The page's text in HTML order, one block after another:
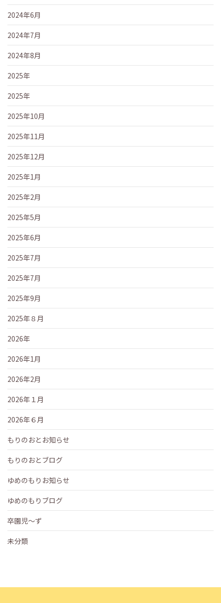
2024年6月
2024年7月
2024年8月
2025年
2025年
2025年10月
2025年11月
2025年12月
2025年1月
2025年2月
2025年5月
2025年6月
2025年7月
2025年7月
2025年9月
2025年８月
2026年
2026年1月
2026年2月
2026年１月
2026年６月
もりのおとお知らせ
もりのおとブログ
ゆめのもりお知らせ
ゆめのもりブログ
卒園児～ず
未分類